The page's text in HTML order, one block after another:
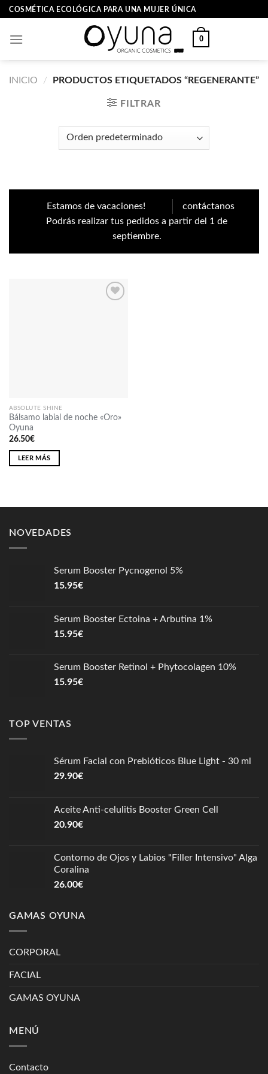
Skip
content
COSMÉTICA ECOLÓGICA PARA UNA MUJER ÚNICA
0
INICIO / PRODUCTOS ETIQUETADOS “REGENERANTE”
FILTRAR
contáctanos
Estamos de vacaciones!
Podrás realizar tus pedidos a partir del 1 de
septiembre.
ABSOLUTE SHINE
Bálsamo labial de noche «Oro»
Oyuna
26.50€
LEER MÁS
NOVEDADES
Serum Booster Pycnogenol 5%
15.95€
Serum Booster Ectoina + Arbutina 1%
15.95€
Serum Booster Retinol + Phytocolagen 10%
15.95€
TOP VENTAS
Sérum Facial con Prebióticos Blue Light - 30 ml
29.90€
Aceite Anti-celulitis Booster Green Cell
20.90€
Contorno de Ojos y Labios "Filler Intensivo" Alga
Coralina
26.00€
GAMAS OYUNA
CORPORAL
FACIAL
GAMAS OYUNA
MENÚ
Contacto